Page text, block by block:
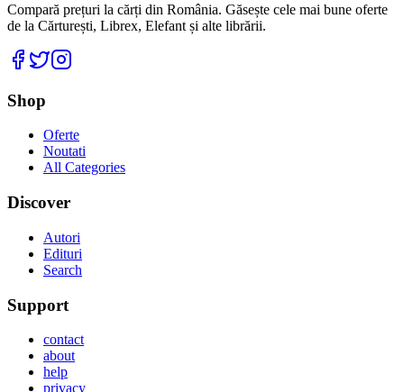
Compară prețuri la cărți din România. Găsește cele mai bune oferte
de la Cărturești, Librex, Elefant și alte librării.
Facebook
Twitter
Shop
Oferte
Noutati
All Categories
Discover
Autori
Edituri
Search
Support
contact
about
help
privacy